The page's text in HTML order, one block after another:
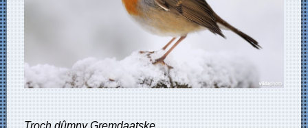
Troch dûmny Gremdaatske